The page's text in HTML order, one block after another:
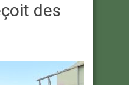
des